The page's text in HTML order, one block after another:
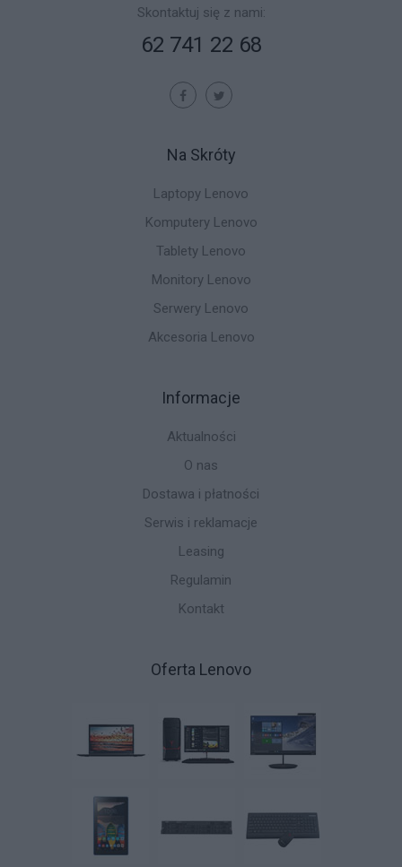
Skontaktuj się z nami:
62 741 22 68
Na Skróty
Laptopy Lenovo
Komputery Lenovo
Tablety Lenovo
Monitory Lenovo
Serwery Lenovo
Akcesoria Lenovo
Informacje
Aktualności
O nas
Dostawa i płatności
Serwis i reklamacje
Leasing
Regulamin
Kontakt
Oferta Lenovo